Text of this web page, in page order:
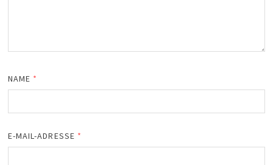
NAME *
E-MAIL-ADRESSE *